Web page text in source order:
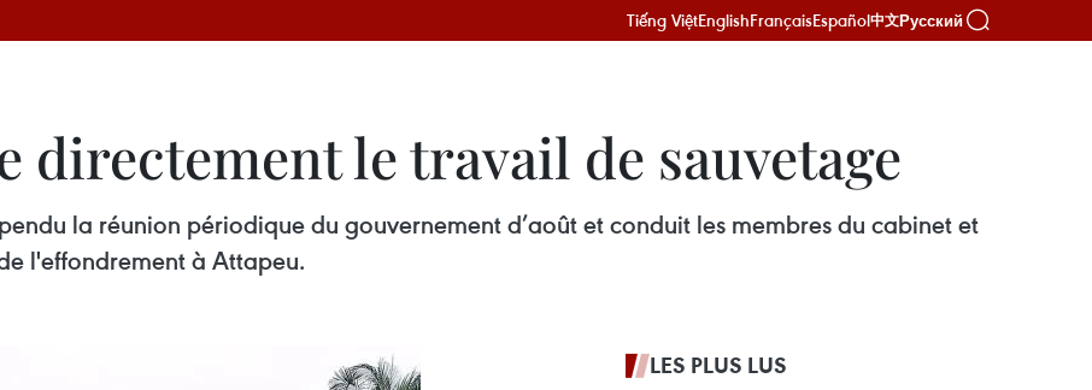
Tiếng ViệtEnglishFrançaisEspañol中文Русский
directement le travail de sauvetage
la réunion périodique du gouvernement d’août et conduit les membres du cabinet et
l'effondrement à Attapeu.
LES PLUS LUS